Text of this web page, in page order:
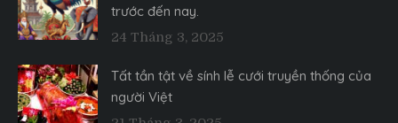
trước đến nay.
24 Tháng 3, 2025
Tất tần tật về sính lễ cưới truyền thống của
người Việt